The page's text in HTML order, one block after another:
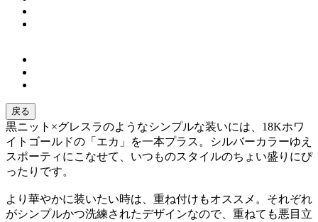
戻る
黒ニット×グレスラのようなシンプルな装いには、18Kホワ
イトゴールドの「エカ」を一本プラス。シルバーカラーゆえ
スポーティにこなせて、いつものスタイルのちょい盛りにぴ
ったりです。
より華やかに装いたい時は、重ね付けもオススメ。それぞれ
がシンプルかつ洗練されたデザインなので、重ねても悪目立